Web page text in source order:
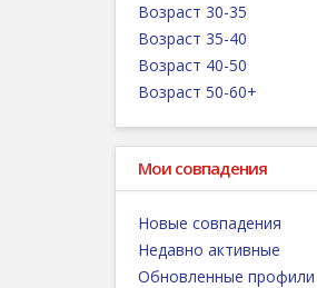
Возраст 30-35
Возраст 35-40
Возраст 40-50
Возраст 50-60+
Мои совпадения
Новые совпадения
Недавно активные
Обновленные профили